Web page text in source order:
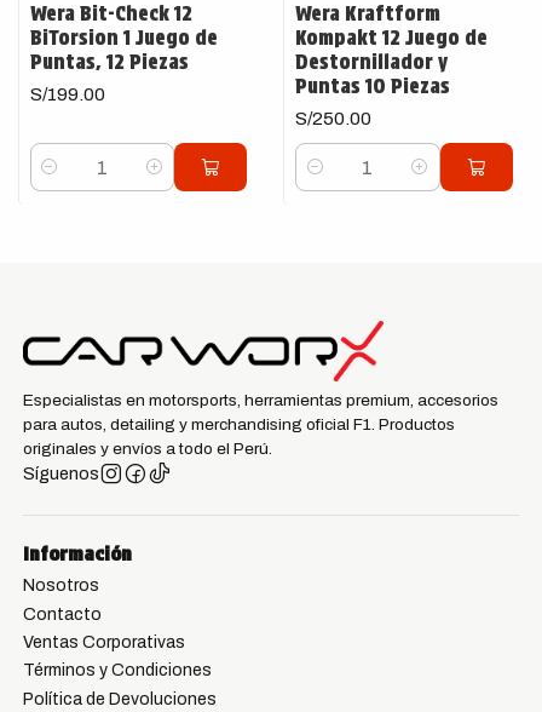
Wera Bit-Check 12
BiTorsion 1 Juego de
Puntas, 12 Piezas
S/199.00
Cantidad
Wera Kraftform
Kompakt 12 Juego de
Destornillador y
Puntas 10 Piezas
S/250.00
Cantidad
Especialistas en motorsports, herramientas premium, accesorios
para autos, detailing y merchandising oficial F1. Productos
originales y envíos a todo el Perú.
Síguenos
Información
Nosotros
Contacto
Ventas Corporativas
Términos y Condiciones
Política de Devoluciones